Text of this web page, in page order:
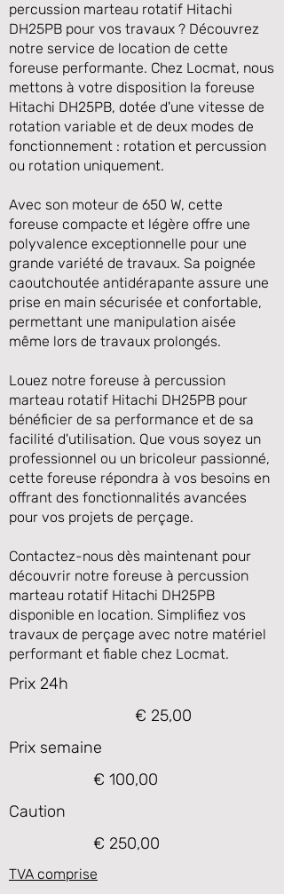
percussion marteau rotatif Hitachi
DH25PB pour vos travaux ? Découvrez
notre service de location de cette
foreuse performante. Chez Locmat, nous
mettons à votre disposition la foreuse
Hitachi DH25PB, dotée d'une vitesse de
rotation variable et de deux modes de
fonctionnement : rotation et percussion
ou rotation uniquement.
Avec son moteur de 650 W, cette
foreuse compacte et légère offre une
polyvalence exceptionnelle pour une
grande variété de travaux. Sa poignée
caoutchoutée antidérapante assure une
prise en main sécurisée et confortable,
permettant une manipulation aisée
même lors de travaux prolongés.
Louez notre foreuse à percussion
marteau rotatif Hitachi DH25PB pour
bénéficier de sa performance et de sa
facilité d'utilisation. Que vous soyez un
professionnel ou un bricoleur passionné,
cette foreuse répondra à vos besoins en
offrant des fonctionnalités avancées
pour vos projets de perçage.
Contactez-nous dès maintenant pour
découvrir notre foreuse à percussion
marteau rotatif Hitachi DH25PB
disponible en location. Simplifiez vos
travaux de perçage avec notre matériel
performant et fiable chez Locmat.
Prix 24h
€ 25,00
Prix semaine
€ 100,00
Caution
€ 250,00
TVA comprise